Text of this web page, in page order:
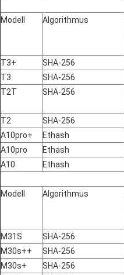
Modell
Algorithmus
T3+ SHA-256
T3
SHA-256
T2T
SHA-256
T2 SHA-256
A10pro+
Ethash
A10pro
Ethash
A10
Ethash
Modell
Algorithmus
M31S SHA-256
M30s++
SHA-256
M30s+
SHA-256